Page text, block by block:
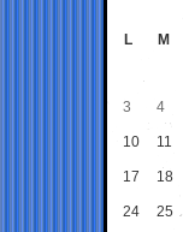
L M
3 4
10 11
17 18
24 25